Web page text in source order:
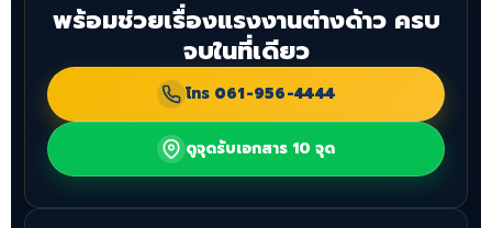
พร้อมช่วยเรื่องแรงงานต่างด้าว ครบ
จบในที่เดียว
โทร 061-956-4444
ดูจุดรับเอกสาร 10 จุด